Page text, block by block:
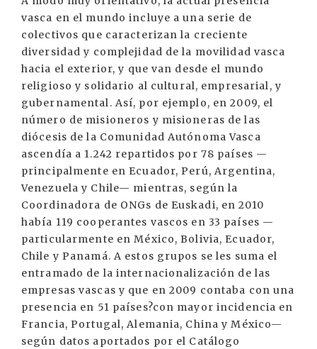
vasca en el mundo incluye a una serie de
colectivos que caracterizan la creciente
diversidad y complejidad de la movilidad vasca
hacia el exterior, y que van desde el mundo
religioso y solidario al cultural, empresarial, y
gubernamental. Así, por ejemplo, en 2009, el
número de misioneros y misioneras de las
diócesis de la Comunidad Autónoma Vasca
ascendía a 1.242 repartidos por 78 países —
principalmente en Ecuador, Perú, Argentina,
Venezuela y Chile— mientras, según la
Coordinadora de ONGs de Euskadi, en 2010
había 119 cooperantes vascos en 33 países —
particularmente en México, Bolivia, Ecuador,
Chile y Panamá. A estos grupos se les suma el
entramado de la internacionalización de las
empresas vascas y que en 2009 contaba con una
presencia en 51 países?con mayor incidencia en
Francia, Portugal, Alemania, China y México—
según datos aportados por el Catálogo